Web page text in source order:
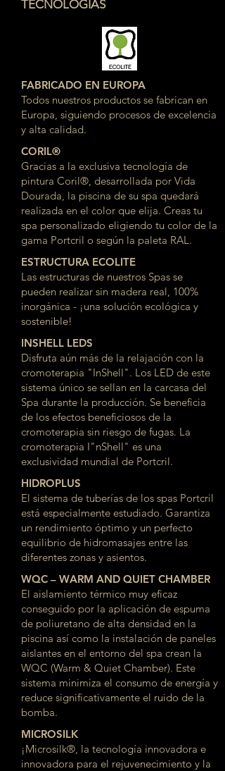
TECNOLOGÍAS
FABRICADO EN EUROPA
Todos nuestros productos se fabrican en
Europa, siguiendo procesos de excelencia
y alta calidad.
CORIL®
Gracias a la exclusiva tecnología de
pintura Coril®, desarrollada por Vida
Dourada, la piscina de su spa quedará
realizada en el color que elija. Creas tu
spa personalizado eligiendo tu color de la
gama Portcril o según la paleta RAL.
ESTRUCTURA ECOLITE
Las estructuras de nuestros Spas se
pueden realizar sin madera real, 100%
inorgánica - ¡una solución ecológica y
sostenible!
INSHELL LEDS
Disfruta aún más de la relajación con la
cromoterapia "InShell". Los LED de este
sistema único se sellan en la carcasa del
Spa durante la producción. Se beneficia
de los efectos beneficiosos de la
cromoterapia sin riesgo de fugas. La
cromoterapia I"nShell" es una
exclusividad mundial de Portcril.
HIDROPLUS
El sistema de tuberías de los spas Portcril
está especialmente estudiado. Garantiza
un rendimiento óptimo y un perfecto
equilibrio de hidromasajes entre las
diferentes zonas y asientos.
WQC – WARM AND QUIET CHAMBER
El aislamiento térmico muy eficaz
conseguido por la aplicación de espuma
de poliuretano de alta densidad en la
piscina así como la instalación de paneles
aislantes en el entorno del spa crean la
WQC (Warm & Quiet Chamber). Este
sistema minimiza el consumo de energía y
reduce significativamente el ruido de la
bomba.
MICROSILK
¡Microsilk®, la tecnología innovadora e
innovadora para el rejuvenecimiento y la